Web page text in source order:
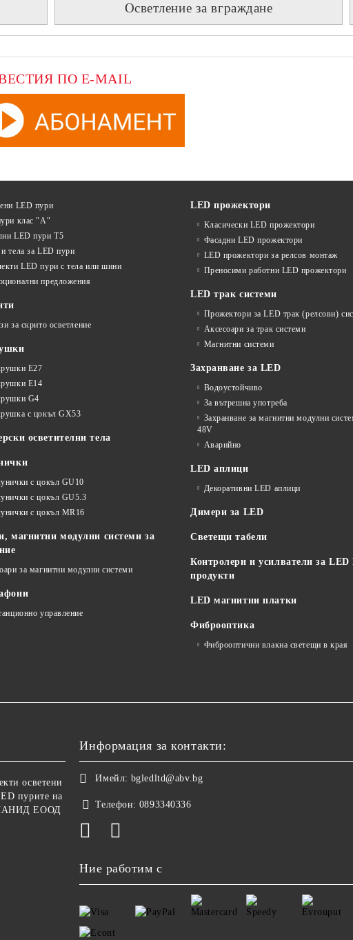
Осветление за вграждане
ПО E-MAIL
LED пури
клас "А"
LED пури T5
тела за LED пури
LED пури с тела или шини
предложения
за скрито осветление
E27
E14
G4
с цокъл GX53
осветителни тела
с цокъл GU10
с цокъл GU5.3
с цокъл MR16
магнитни модулни системи за
за магнитни модулни системи
управление
LED прожектори
Класически LED прожектори
Фасадни LED прожектори
LED прожектори за релсов монтаж
Преносими работни LED прожектори
LED трак системи
Прожектори за LED трак (релсови)
Аксесоари за трак системи
Магнитни системи
Захранване за LED
Водоустойчиво
За вътрешна употреба
Захранване за магнитни модулни
48V
Аварийно
LED аплици
Декоративни LED аплици
Димери за LED
Светещи табели
Контролери и усилватели за LED
продукти
LED магнитни платки
Фиброоптика
Фиброоптични влакна светещи в края
осветени
пурите на
ЕООД
Информация за контакти:
Имейл: bgledltd@abv.bg
Телефон: 0893340336
Ние работим с